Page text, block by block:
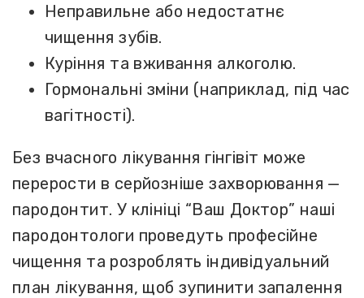
Неправильне або недостатнє
чищення зубів.
Куріння та вживання алкоголю.
Гормональні зміни (наприклад, під час
вагітності).
Без вчасного лікування гінгівіт може
перерости в серйозніше захворювання —
пародонтит. У клініці “Ваш Доктор” наші
пародонтологи проведуть професійне
чищення та розроблять індивідуальний
план лікування, щоб зупинити запалення